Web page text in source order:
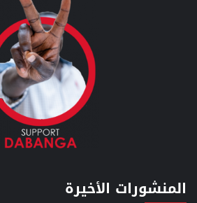
المنشورات الأخيرة